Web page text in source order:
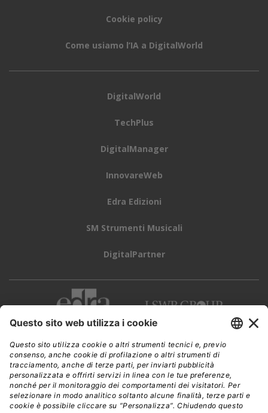
Cookie policy
Come usiamo l’IA a DigitalWorld
DigitalWorld
TechPlus
DigitalManager
InnovareWeb
Edra Edizioni
SM Strumenti Musicali
DigitalPartner
CWI è una testata giornalistica diEdra Edizioni s.r.l.
Direzione, amministrazione, redazione, pubblicità
Viale Enrico Forlanini 21 - 20134 Milano
Tel. +39 02 881841
C.F./P IVA 13002100157